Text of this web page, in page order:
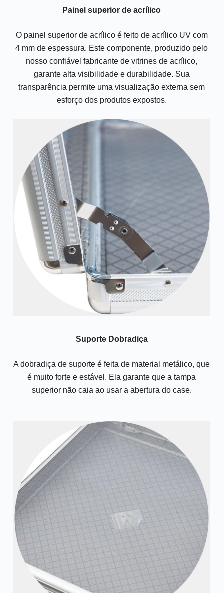
Painel superior de acrílico
O painel superior de acrílico é feito de acrílico UV com
4 mm de espessura. Este componente, produzido pelo
nosso confiável fabricante de vitrines de acrílico,
garante alta visibilidade e durabilidade. Sua
transparência permite uma visualização externa sem
esforço dos produtos expostos.
Suporte Dobradiça
A dobradiça de suporte é feita de material metálico, que
é muito forte e estável. Ela garante que a tampa
superior não caia ao usar a abertura do case.